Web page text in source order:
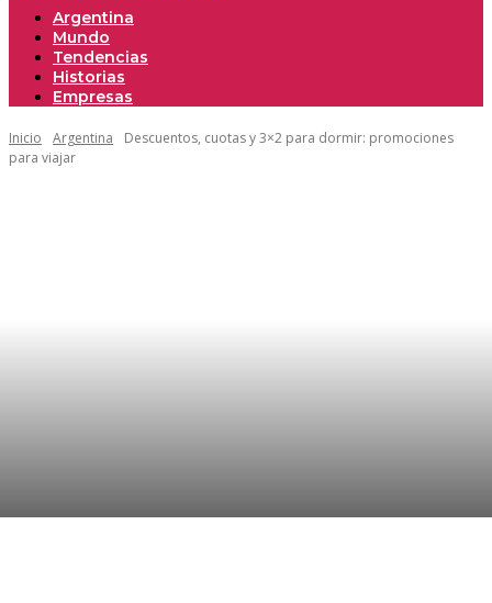
Argentina
Mundo
Tendencias
Historias
Empresas
Inicio Argentina
Descuentos, cuotas y 3×2 para dormir: promociones
para viajar